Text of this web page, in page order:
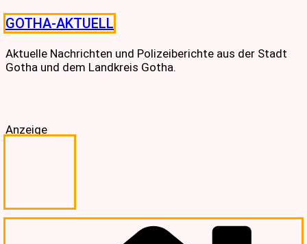
Skip
to
content
GOTHA-AKTUELL
Aktuelle Nachrichten und Polizeiberichte aus der Stadt
Gotha und dem Landkreis Gotha.
Anzeige